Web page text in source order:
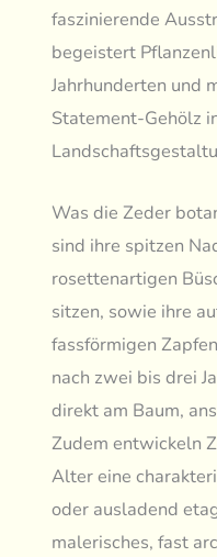
faszinierende
begeistert
Jahrhunderten und
Statement-Gehölz
Was die Zeder
sind ihre spitzen
rosettenartigen
sitzen, sowie ihre
fassförmigen
nach zwei bis drei
direkt am Baum,
Zudem entwickeln
Alter eine
oder ausladend
malerisches, fast